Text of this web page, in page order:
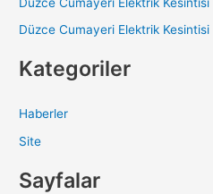
Düzce Cumayeri Elektrik Kesintisi
Kategoriler
Haberler
Site
Sayfalar